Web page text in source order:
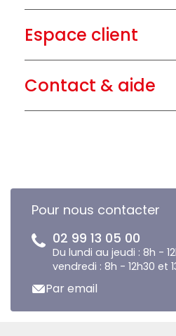
Espace client
Contact & aide
Pour nous contacter
02 99 13 05 00
Du lundi au jeudi : 8h -
vendredi : 8h - 12h30 et
Par email